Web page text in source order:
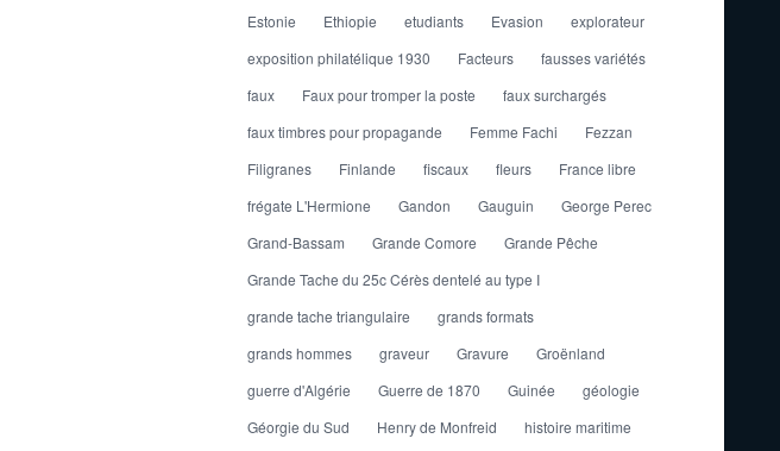
Estonie
Ethiopie etudiants Evasion
explorateur
exposition philatélique 1930
Facteurs
fausses variétés
faux
Faux pour tromper la poste
faux surchargés
faux timbres pour propagande
Femme Fachi
Fezzan
Filigranes
Finlande fiscaux fleurs
France libre
frégate L'Hermione
Gandon Gauguin
George Perec
Grand-Bassam
Grande Comore
Grande Pêche
Grande Tache du 25c Cérès dentelé au type I
grande tache triangulaire
grands formats
grands hommes
graveur Gravure
Groënland
guerre d'Algérie
Guerre de 1870 Guinée
géologie
Géorgie du Sud
Henry de Monfreid
histoire maritime